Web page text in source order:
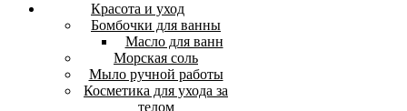
Красота и уход
Бомбочки для ванны
Масло для ванн
Морская соль
Мыло ручной работы
Косметика для ухода за
телом